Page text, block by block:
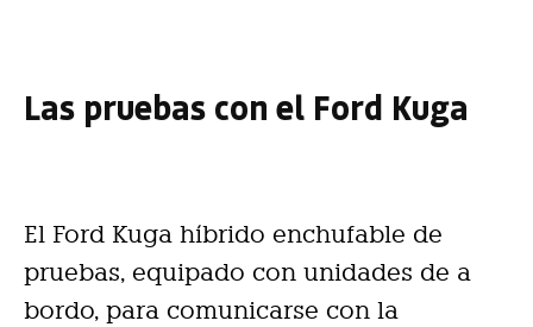
Las pruebas con el Ford Kuga
El Ford Kuga híbrido enchufable de
pruebas, equipado con unidades de a
bordo, para comunicarse con la